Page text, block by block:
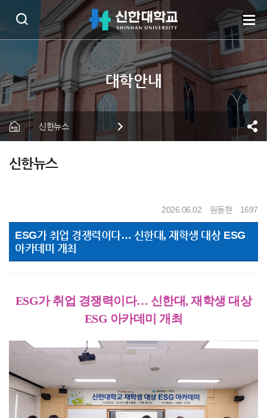
신한뉴스
신한뉴스
2026.06.02 원동현 1697
ESG가 취업 경쟁력이다… 신한대, 재학생 대상 ESG
아카데미 개최
ESG가 취업 경쟁력이다… 신한대,재학생 대상
ESG 아카데미 개최